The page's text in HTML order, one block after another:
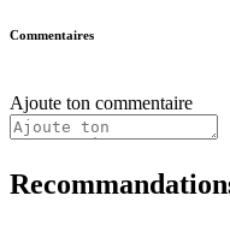
Commentaires
Ajoute ton commentaire